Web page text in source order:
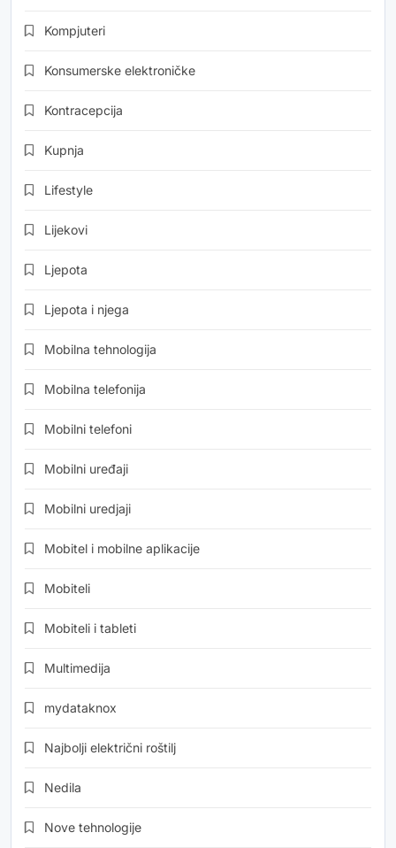
Kompjuteri
Konsumerske elektroničke
Kontracepcija
Kupnja
Lifestyle
Lijekovi
Ljepota
Ljepota i njega
Mobilna tehnologija
Mobilna telefonija
Mobilni telefoni
Mobilni uređaji
Mobilni uredjaji
Mobitel i mobilne aplikacije
Mobiteli
Mobiteli i tableti
Multimedija
mydataknox
Najbolji električni roštilj
Nedila
Nove tehnologije